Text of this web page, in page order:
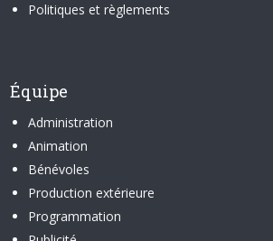
Politiques et règlements
Équipe
Administration
Animation
Bénévoles
Production extérieure
Programmation